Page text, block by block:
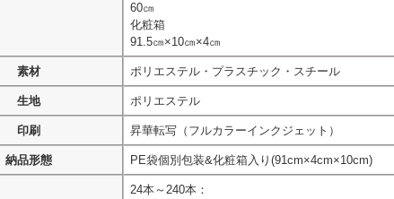
60㎝
化粧箱
91.5㎝×10㎝×4㎝
素材 ポリエステル・プラスチック・スチール
生地 ポリエステル
印刷 昇華転写（フルカラーインクジェット）
納品形態 PE袋個別包装&化粧箱入り(91cm×4cm×10cm)
24本～240本：